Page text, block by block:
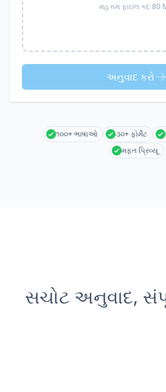
મહત્તમ ફાઇલ કદ 80
અનુવાદ કરો
૧૦૦+ ભાષાઓ ૩૦+ ફોર્મેટ
મફત પ્રિવ્યૂ
સચોટ અનુવાદ,